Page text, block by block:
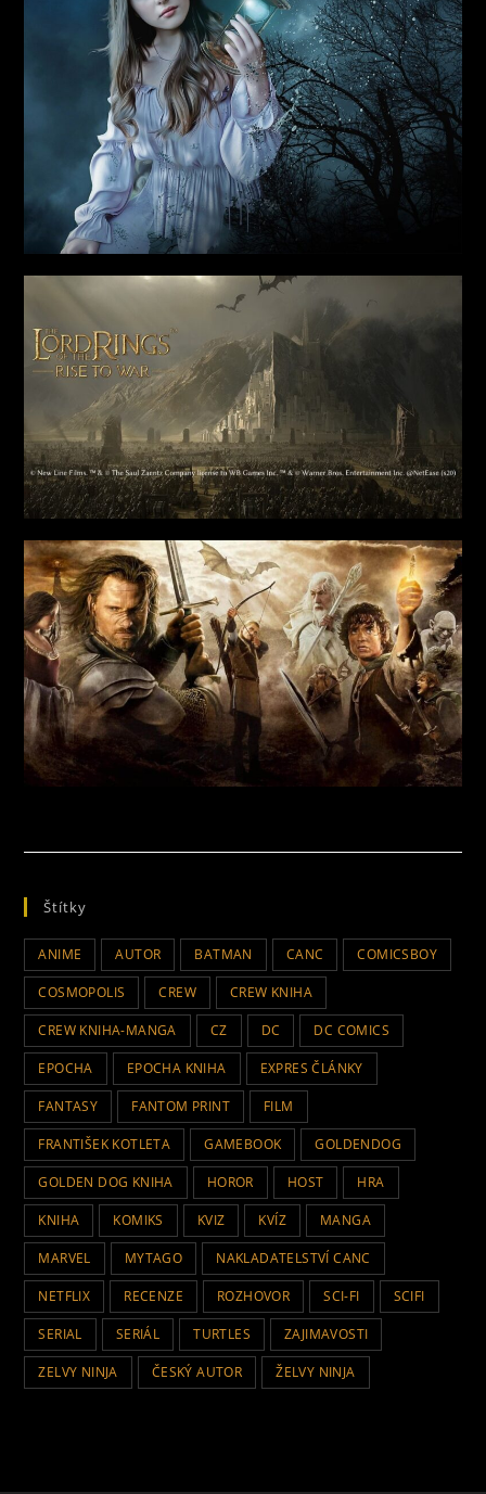
Štítky
ANIME AUTOR BATMAN CANC COMICSBOY
COSMOPOLIS CREW CREW KNIHA
CREW KNIHA-MANGA CZ DC DC COMICS
EPOCHA EPOCHA KNIHA EXPRES ČLÁNKY
FANTASY FANTOM PRINT FILM
FRANTIŠEK KOTLETA GAMEBOOK GOLDENDOG
GOLDEN DOG KNIHA HOROR HOST HRA
KNIHA KOMIKS KVIZ KVÍZ MANGA
MARVEL MYTAGO NAKLADATELSTVÍ CANC
NETFLIX RECENZE ROZHOVOR SCI-FI SCIFI
SERIAL SERIÁL TURTLES ZAJIMAVOSTI
ZELVY NINJA ČESKÝ AUTOR ŽELVY NINJA